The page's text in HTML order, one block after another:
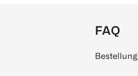
FAQ
Bestellung